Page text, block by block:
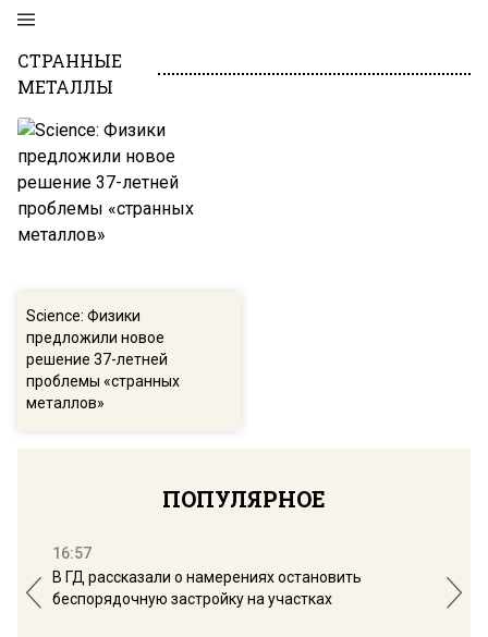
СТРАННЫЕ
МЕТАЛЛЫ
Science: Физики
предложили новое
решение 37-летней
проблемы «странных
металлов»
ПОПУЛЯРНОЕ
16:57
В ГД рассказали о намерениях остановить
беспорядочную застройку на участках